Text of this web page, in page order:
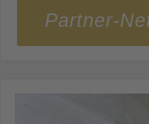
Partner-